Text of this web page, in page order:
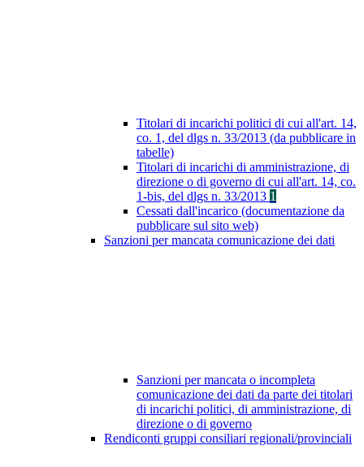
Titolari di incarichi politici di cui all'art. 14,
co. 1, del dlgs n. 33/2013 (da pubblicare in
tabelle)
Titolari di incarichi di amministrazione, di
direzione o di governo di cui all'art. 14, co.
1-bis, del dlgs n. 33/2013 1
Cessati dall'incarico (documentazione da
pubblicare sul sito web)
Sanzioni per mancata comunicazione dei dati
Sanzioni per mancata o incompleta
comunicazione dei dati da parte dei titolari
di incarichi politici, di amministrazione, di
direzione o di governo
Rendiconti gruppi consiliari regionali/provinciali